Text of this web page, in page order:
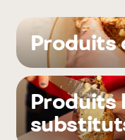
Produits
Produits